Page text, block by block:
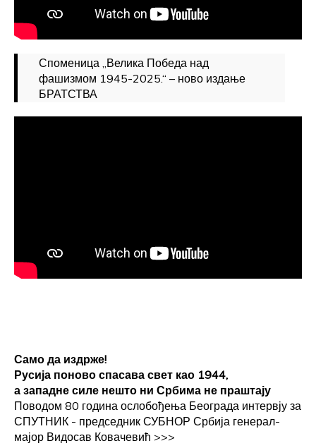
Споменица „Велика Победа над
фашизмом 1945-2025.“ – ново издање
БРАТСТВА
Само да издрже!
Русија поново спасава свет као 1944,
а западне силе нешто ни Србима не праштају
Поводом 80 година ослобођења Београда интервју за
СПУТНИК - председник СУБНОР Србија генерал-
мајор Видосав Ковачевић >>>